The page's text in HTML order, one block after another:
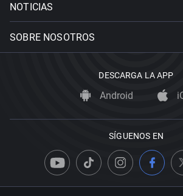
NOTICIAS
SOBRE NOSOTROS
DESCARGA LA APP
Android
SÍGUENOS EN